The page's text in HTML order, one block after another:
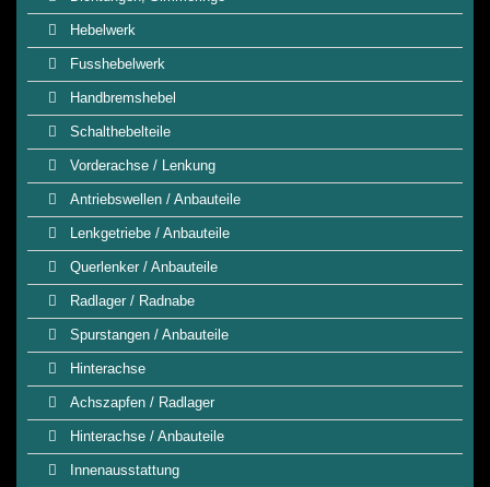
Hebelwerk
Fusshebelwerk
Handbremshebel
Schalthebelteile
Vorderachse / Lenkung
Antriebswellen / Anbauteile
Lenkgetriebe / Anbauteile
Querlenker / Anbauteile
Radlager / Radnabe
Spurstangen / Anbauteile
Hinterachse
Achszapfen / Radlager
Hinterachse / Anbauteile
Innenausstattung